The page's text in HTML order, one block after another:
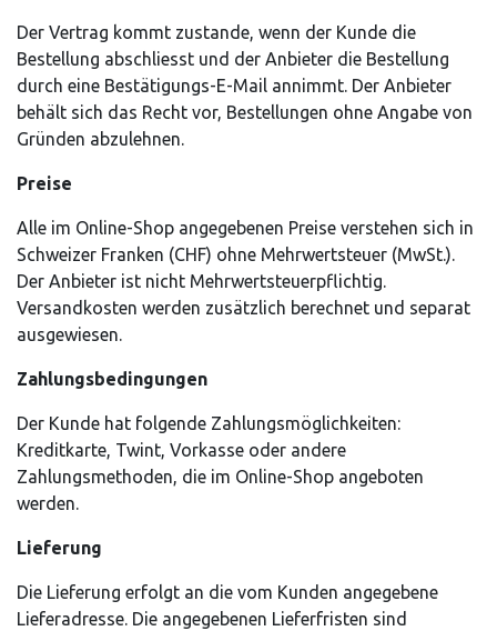
Der Vertrag kommt zustande, wenn der Kunde die
Bestellung abschliesst und der Anbieter die Bestellung
durch eine Bestätigungs-E-Mail annimmt. Der Anbieter
behält sich das Recht vor, Bestellungen ohne Angabe von
Gründen abzulehnen.
Preise
Alle im Online-Shop angegebenen Preise verstehen sich in
Schweizer Franken (CHF) ohne Mehrwertsteuer (MwSt.).
Der Anbieter ist nicht Mehrwertsteuerpflichtig.
Versandkosten werden zusätzlich berechnet und separat
ausgewiesen.
Zahlungsbedingungen
Der Kunde hat folgende Zahlungsmöglichkeiten:
Kreditkarte, Twint, Vorkasse oder andere
Zahlungsmethoden, die im Online-Shop angeboten
werden.
Lieferung
Die Lieferung erfolgt an die vom Kunden angegebene
Lieferadresse. Die angegebenen Lieferfristen sind